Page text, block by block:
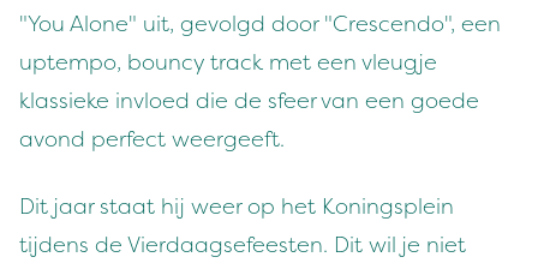
"You Alone" uit, gevolgd door "Crescendo", een
uptempo, bouncy track met een vleugje
klassieke invloed die de sfeer van een goede
avond perfect weergeeft.
Dit jaar staat hij weer op het Koningsplein
tijdens de Vierdaagsefeesten. Dit wil je niet